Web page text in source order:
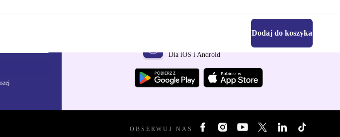
Dodaj do koszyka
Pobierz aplikację refurbed
Dla iOS i Android
OBSERWUJ NAS